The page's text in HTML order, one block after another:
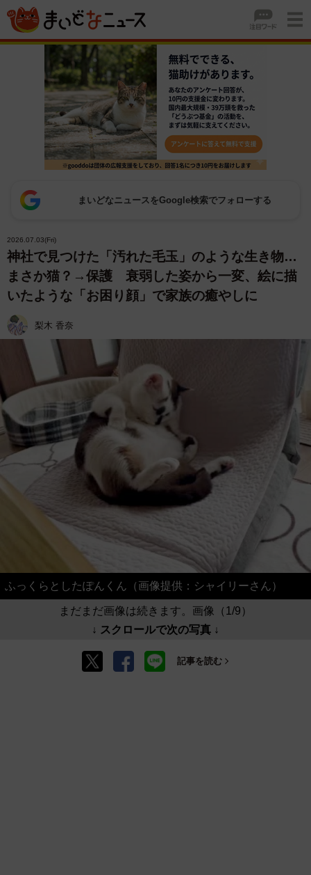
まいどなニュースをGoogle検索でフォローする
2026.07.03(Fri)
神社で見つけた「汚れた毛玉」のような生き物…
まさか猫？→保護 衰弱した姿から一変、絵に描
いたような「お困り顔」で家族の癒やしに
梨木 香奈
ふっくらとしたぽんくん（画像提供：シャイリーさん）
まだまだ画像は続きます。画像（1/9）
↓ スクロールで次の写真 ↓
記事を読む